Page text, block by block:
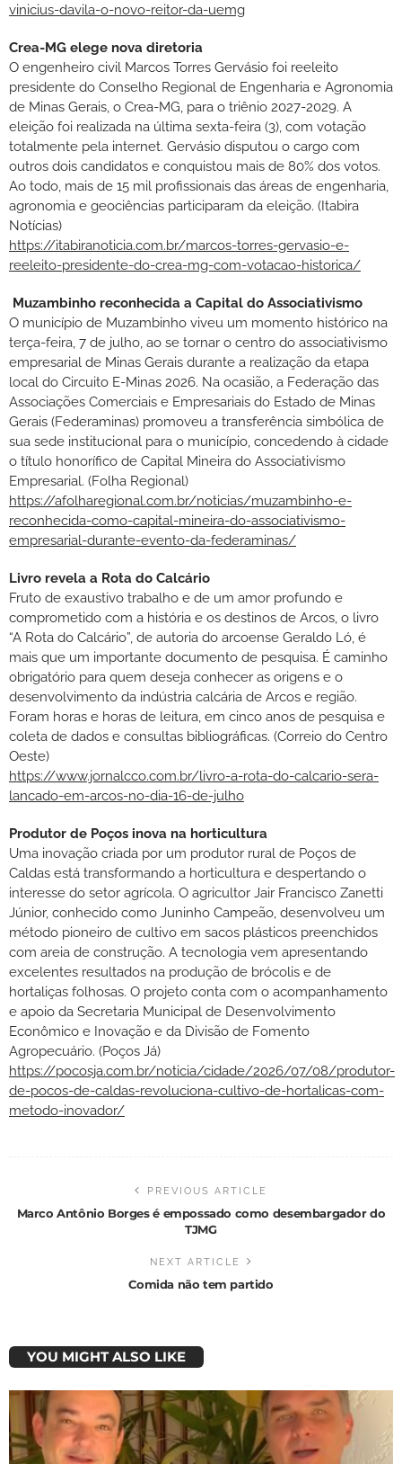
vinicius-davila-o-novo-reitor-da-uemg
Crea-MG elege nova diretoria
O engenheiro civil Marcos Torres Gervásio foi reeleito
presidente do Conselho Regional de Engenharia e Agronomia
de Minas Gerais, o Crea-MG, para o triênio 2027-2029. A
eleição foi realizada na última sexta-feira (3), com votação
totalmente pela internet. Gervásio disputou o cargo com
outros dois candidatos e conquistou mais de 80% dos votos.
Ao todo, mais de 15 mil profissionais das áreas de engenharia,
agronomia e geociências participaram da eleição. (Itabira
Notícias)
https://itabiranoticia.com.br/marcos-torres-gervasio-e-
reeleito-presidente-do-crea-mg-com-votacao-historica/
Muzambinho reconhecida a Capital do Associativismo
O município de Muzambinho viveu um momento histórico na
terça-feira, 7 de julho, ao se tornar o centro do associativismo
empresarial de Minas Gerais durante a realização da etapa
local do Circuito E-Minas 2026. Na ocasião, a Federação das
Associações Comerciais e Empresariais do Estado de Minas
Gerais (Federaminas) promoveu a transferência simbólica de
sua sede institucional para o município, concedendo à cidade
o título honorífico de Capital Mineira do Associativismo
Empresarial. (Folha Regional)
https://afolharegional.com.br/noticias/muzambinho-e-
reconhecida-como-capital-mineira-do-associativismo-
empresarial-durante-evento-da-federaminas/
Livro revela a Rota do Calcário
Fruto de exaustivo trabalho e de um amor profundo e
comprometido com a história e os destinos de Arcos, o livro
“A Rota do Calcário”, de autoria do arcoense Geraldo Ló, é
mais que um importante documento de pesquisa. É caminho
obrigatório para quem deseja conhecer as origens e o
desenvolvimento da indústria calcária de Arcos e região.
Foram horas e horas de leitura, em cinco anos de pesquisa e
coleta de dados e consultas bibliográficas. (Correio do Centro
Oeste)
https://www.jornalcco.com.br/livro-a-rota-do-calcario-sera-
lancado-em-arcos-no-dia-16-de-julho
Produtor de Poços inova na horticultura
Uma inovação criada por um produtor rural de Poços de
Caldas está transformando a horticultura e despertando o
interesse do setor agrícola. O agricultor Jair Francisco Zanetti
Júnior, conhecido como Juninho Campeão, desenvolveu um
método pioneiro de cultivo em sacos plásticos preenchidos
com areia de construção. A tecnologia vem apresentando
excelentes resultados na produção de brócolis e de
hortaliças folhosas. O projeto conta com o acompanhamento
e apoio da Secretaria Municipal de Desenvolvimento
Econômico e Inovação e da Divisão de Fomento
Agropecuário. (Poços Já)
https://pocosja.com.br/noticia/cidade/2026/07/08/produtor-
de-pocos-de-caldas-revoluciona-cultivo-de-hortalicas-com-
metodo-inovador/
PREVIOUS ARTICLE
Marco Antônio Borges é empossado como desembargador do
TJMG
NEXT ARTICLE
Comida não tem partido
YOU MIGHT ALSO LIKE